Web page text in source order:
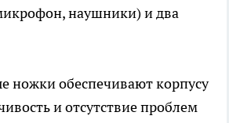
наушники) и два
ножки обеспечивают корпусу
и отсутствие проблем